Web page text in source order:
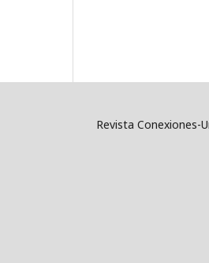
Revista Conexiones-